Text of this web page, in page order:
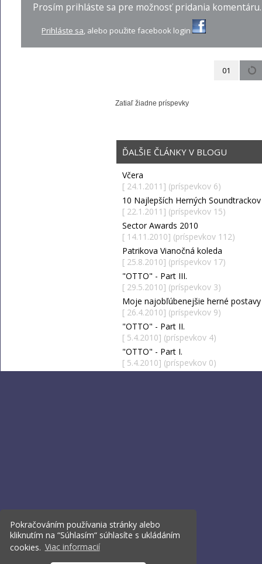
Pokračováním používania stránky alebo
kliknutím na “Súhlasím“ súhlasíte s ukládáním
cookies. Viac informacií
Prosím prihláste sa pre možnosť pridania komentáru.
Prihláste sa, alebo použite facebook login
01
Zatiaľ žiadne príspevky
ĎALŠIE ČLÁNKY V BLOGU
Včera
[ 24.1.2011] (príspevkov 6)
10 Najlepších Herných Soundtrackov
[ 22.1.2011] (príspevkov 15)
Sector Awards 2010
[ 14.11.2010] (príspevkov 112)
Patrikova Vianočná koleda
[ 25.8.2010] (príspevkov 17)
"OTTO" - Part III.
[ 29.5.2010] (príspevkov 3)
Moje najobľúbenejšie herné postavy
[ 26.4.2010] (príspevkov 9)
"OTTO" - Part II.
[ 5.4.2010] (príspevkov 4)
"OTTO" - Part I.
[ 5.4.2010] (príspevkov 0)